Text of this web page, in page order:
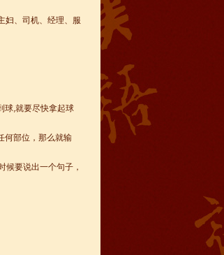
妇、司机、经理、服
球,就要尽快拿起球
何部位，那么就输
候要说出一个句子，